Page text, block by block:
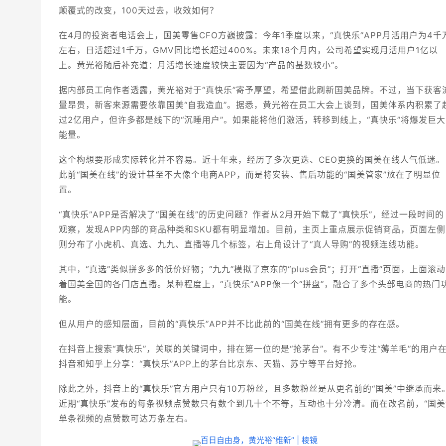
颠覆式的改变，100天过去，收效如何？
在4月的投资者电话会上，国美零售CFO方巍披露：今年1季度以来，“真快乐”APP月活用户为4千
左右，日活超过1千万，GMV同比增长超过400%。未来18个月内，公司希望实现月活用户1亿以
上。黄光裕随后补充道：月活增长速度较快主要因为“产品的基数较小”。
据内部员工向作者透露，黄光裕对于“真快乐”寄予厚望，希望借此刷新国美品牌。不过，当下获客
量昂贵，新客来源需要依靠国美“自我造血”。据悉，黄光裕在员工大会上谈到，国美体系内积累了
过2亿用户，但许多都是线下的“沉睡用户”。如果能将他们激活，转移到线上，“真快乐”将爆发巨大
能量。
这个构想要形成实际转化并不容易。近十年来，经历了多次更迭、CEO更换的国美在线人气低迷。
此前“国美在线”的设计甚至不大像个电商APP，而是将安装、售后功能的“国美管家”放在了明显位
置。
“真快乐”APP是否解决了“国美在线”的历史问题？作者从2月开始下载了“真快乐”，经过一段时间的
观察，发现APP内部的商品种类和SKU都有明显增加。目前，主页上重点展示促销商品，页面左侧
则分布了小虎机、真选、九九、直播等几个标签，右上角设计了“真人导购”的视频连线功能。
其中，“真选”类似拼多多的低价好物；“九九”模拟了京东的“plus会员”；打开“直播”页面，上面滚动
着国美全国的各门店直播。某种程度上，“真快乐”APP像一个“拼盘”，融合了多个头部电商的热门
能。
但从用户的感知层面，目前的“真快乐”APP并不比此前的“国美在线”拥有更多的存在感。
在抖音上搜索“真快乐”，关联的关键词中，排在第一位的是“抢茅台”。有不少专注“薅羊毛”的用户在
抖音和知乎上分享：“真快乐”APP上的茅台比京东、天猫、苏宁等平台好抢。
除此之外，抖音上的“真快乐”官方用户只有10万粉丝，且多数粉丝是从更名前的“国美”中继承而来。
近期“真快乐”发布的每条视频点赞数只有数个到几十个不等，互动也十分冷清。而在改名前，“国美
单条视频的点赞数可达万条左右。